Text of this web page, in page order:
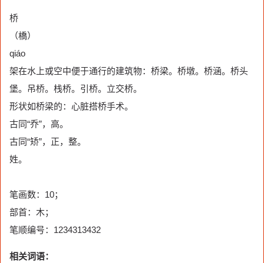
桥
（橋）
qiáo
架在水上或空中便于通行的建筑物：桥梁。桥墩。桥涵。桥头
堡。吊桥。栈桥。引桥。立交桥。
形状如桥梁的：心脏搭桥手术。
古同“乔”，高。
古同“矫”，正，整。
姓。
笔画数：10；
部首：木；
笔顺编号：1234313432
相关词语：